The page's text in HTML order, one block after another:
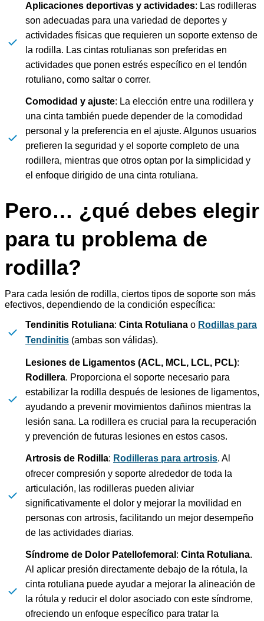
Aplicaciones deportivas y actividades: Las rodilleras
son adecuadas para una variedad de deportes y
actividades físicas que requieren un soporte extenso de
la rodilla. Las cintas rotulianas son preferidas en
actividades que ponen estrés específico en el tendón
rotuliano, como saltar o correr.
Comodidad y ajuste: La elección entre una rodillera y
una cinta también puede depender de la comodidad
personal y la preferencia en el ajuste. Algunos usuarios
prefieren la seguridad y el soporte completo de una
rodillera, mientras que otros optan por la simplicidad y
el enfoque dirigido de una cinta rotuliana.
Pero… ¿qué debes elegir
para tu problema de
rodilla?
Para cada lesión de rodilla, ciertos tipos de soporte son más
efectivos, dependiendo de la condición específica:
Tendinitis Rotuliana: Cinta Rotuliana o Rodillas para
Tendinitis (ambas son válidas).
Lesiones de Ligamentos (ACL, MCL, LCL, PCL):
Rodillera. Proporciona el soporte necesario para
estabilizar la rodilla después de lesiones de ligamentos,
ayudando a prevenir movimientos dañinos mientras la
lesión sana. La rodillera es crucial para la recuperación
y prevención de futuras lesiones en estos casos.
Artrosis de Rodilla: Rodilleras para artrosis. Al
ofrecer compresión y soporte alrededor de toda la
articulación, las rodilleras pueden aliviar
significativamente el dolor y mejorar la movilidad en
personas con artrosis, facilitando un mejor desempeño
de las actividades diarias.
Síndrome de Dolor Patellofemoral : Cinta Rotuliana.
Al aplicar presión directamente debajo de la rótula, la
cinta rotuliana puede ayudar a mejorar la alineación de
la rótula y reducir el dolor asociado con este síndrome,
ofreciendo un enfoque específico para tratar la